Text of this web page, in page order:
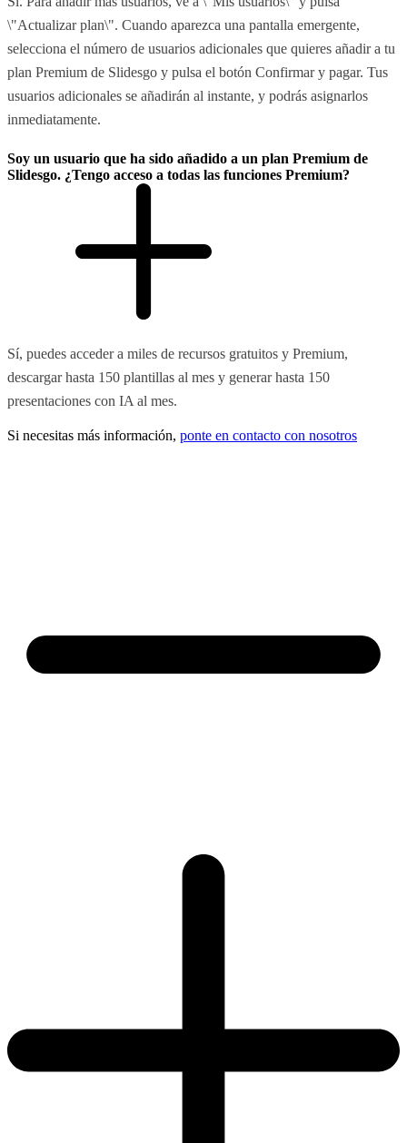
\"Actualizar plan\". Cuando aparezca una pantalla emergente,
selecciona el número de usuarios adicionales que quieres añadir a tu
plan Premium de Slidesgo y pulsa el botón Confirmar y pagar. Tus
usuarios adicionales se añadirán al instante, y podrás asignarlos
inmediatamente.
Soy un usuario que ha sido añadido a un plan Premium de
Slidesgo. ¿Tengo acceso a todas las funciones Premium?
Sí, puedes acceder a miles de recursos gratuitos y Premium,
descargar hasta 150 plantillas al mes y generar hasta 150
presentaciones con IA al mes.
Si necesitas más información, ponte en contacto con nosotros